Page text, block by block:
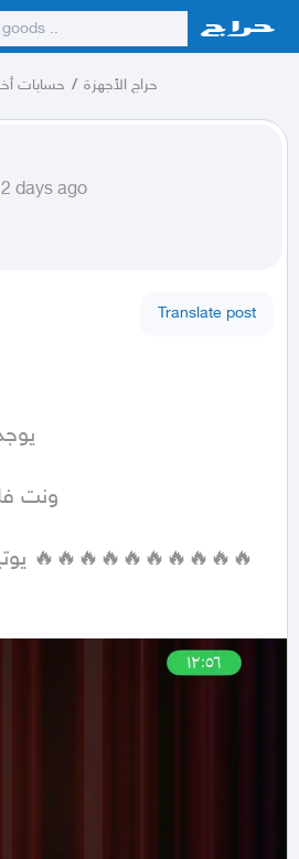
حسابات / حراج الأجهزة
2 days ago
Translate post
يوتيوب و شهر.   وسنه 🔥🔥🔥🔥🔥🔥🔥🔥🔥🔥